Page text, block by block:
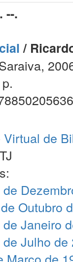
--.
/
Virtual de
Outubro
Janeiro
Julho de